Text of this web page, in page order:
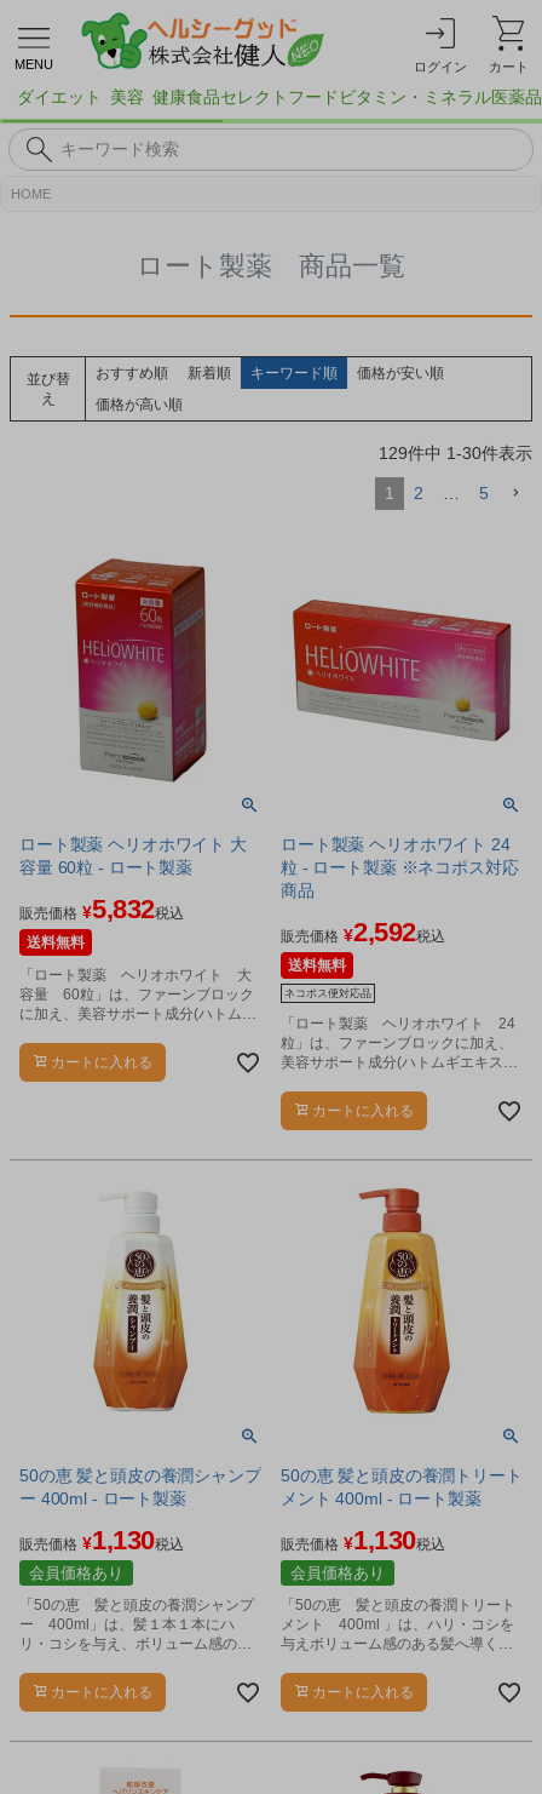
MENU ログイン カート
ダイエット 美容 健康食品セレクトフード ビタミン・ミネラル医薬品
HOME
ロート製薬 商品一覧
並び替
え
おすすめ順 新着順 キーワード順
価格が安い順
価格が高い順
129件中 1-30件表示
1 2 5
ロート製薬 ヘリオホワイト 大
容量 60粒 - ロート製薬
販売価格 ¥5,832税込
送料無料
「ロート製薬 ヘリオホワイト 大
容量 60粒」は、ファーンブロック
に加え、美容サポート成分(ハトムギ
を配合した日本国内製造の美容補助
食品です。
カートに入れる
ロート製薬 ヘリオホワイト 24
粒 - ロート製薬 ※ネコポス対応
商品
販売価格 ¥2,592税込
送料無料
ネコポス便対応品
「ロート製薬 ヘリオホワイト 24
粒」は、ファーンブロックに加え、
美容サポート成分(ハトムギエキス、
た日本国内製造の美容補助食品で
す。
カートに入れる
50の恵 髪と頭皮の養潤シャンプ
ー 400ml - ロート製薬
販売価格 ¥1,130税込
会員価格あり
「50の恵 髪と頭皮の養潤シャンプ
ー 400ml」は、髪１本１本にハ
リ・コシを与え、ボリューム感のあ
カートに入れる
50の恵 髪と頭皮の養潤トリート
メント 400ml - ロート製薬
販売価格 ¥1,130税込
会員価格あり
「50の恵 髪と頭皮の養潤トリート
メント 400ml 」は、ハリ・コシを
与えボリューム感のある髪へ導くト
カートに入れる